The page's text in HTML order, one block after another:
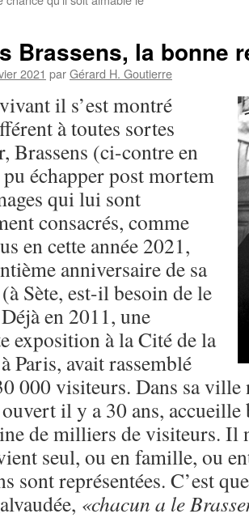
Brassens, la bonne
2021 parGérard H. Goutierre
il s’est montré
à toutes sortes
Brassens (ci-contre en
pu échapper post mortem
qui lui sont
consacrés, comme
en cette année 2021,
anniversaire de sa
Sète, est-il besoin de le
en 2011, une
exposition à la Cité de la
Paris, avait rassemblé
000 visiteurs. Dans sa ville
il y a 30 ans, accueille
de milliers de visiteurs. Il
seul, ou en famille, ou
sont représentées. C’est
«chacun a le